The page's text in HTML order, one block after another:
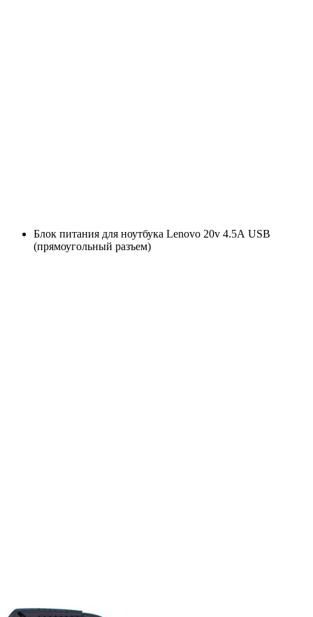
Блок питания для ноутбука Lenovo 20v 4.5А USB
(прямоугольный разъем)